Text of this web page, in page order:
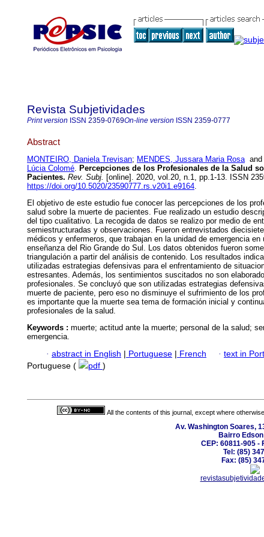
Revista Subjetividades
Print version ISSN 2359-0769On-line version ISSN 2359-0777
Abstract
MONTEIRO, Daniela Trevisan; MENDES, Jussara Maria Rosaand
Lúcia Colomé. Percepciones de los Profesionales de la Salud
Pacientes. Rev. Subj. [online]. 2020, vol.20, n.1, pp.1-13. ISSN
https://doi.org/10.5020/23590777.rs.v20i1.e9164.
El objetivo de este estudio fue conocer las percepciones de los
salud sobre la muerte de pacientes. Fue realizado un estudio
del tipo cualitativo. La recogida de datos se realizo por medio de
semiestructuradas y observaciones. Fueron entrevistados
médicos y enfermeros, que trabajan en la unidad de emergencia en
enseñanza del Rio Grande do Sul. Los datos obtenidos fueron
triangulación a partir del análisis de contenido. Los resultados
utilizadas estrategias defensivas para el enfrentamiento de
estresantes. Además, los sentimientos suscitados no son
profesionales. Se concluyó que son utilizadas estrategias
muerte de paciente, pero eso no disminuye el sufrimiento de los
es importante que la muerte sea tema de formación inicial y
profesionales de la salud.
Keywords : muerte; actitud ante la muerte; personal de la salud;
emergencia.
· abstract in English | Portuguese | French · text in
Portuguese (
pdf )
All the contents of this journal, except where
Av. Washington Soares,
Bairro
CEP: 60811-905 -
Tel: (85)
Fax: (85)